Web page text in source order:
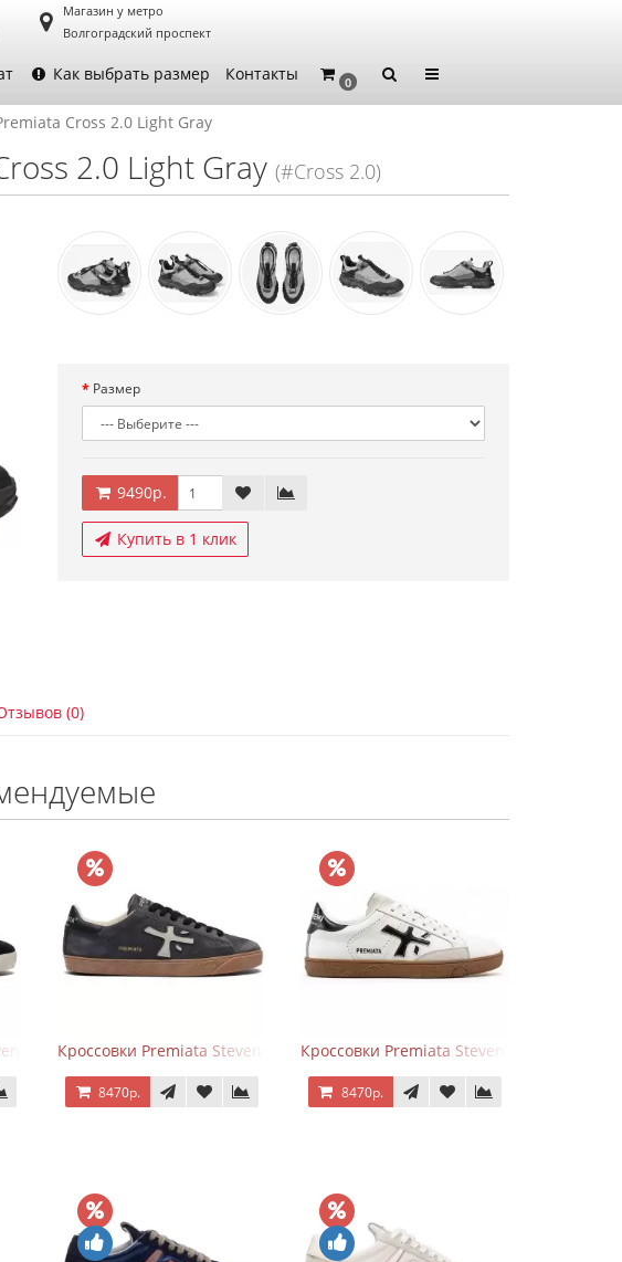
Магазин у метро
Волгоградский проспект
Как выбрать размер Контакты 0
Cross 2.0 Light Gray
2.0 Light Gray (#Cross 2.0)
Размер
9490р.
Купить в 1 клик
(0)
Black White
Кроссовки Premiata Steven Black Graphite
8470р.
Кроссовки Premiata Steven White Black
8470р.